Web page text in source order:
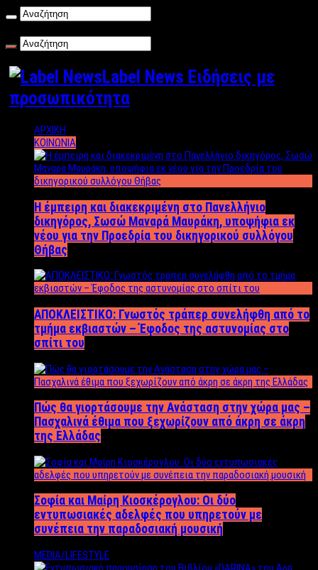
Label News Ειδήσεις με
προσωπικότητα
ΑΡΧΙΚΗ
ΚΟΙΝΩΝΙΑ
Η έμπειρη και διακεκριμένη στο Πανελλήνιο
δικηγόρος, Σωσώ Μαναρά Μαυράκη, υποψήφια εκ
νέου για την Προεδρία του δικηγορικού συλλόγου
Θήβας
ΑΠΟΚΛΕΙΣΤΙΚΟ: Γνωστός τράπερ συνελήφθη από το
τμήμα εκβιαστών – Έφοδος της αστυνομίας στο
σπίτι του
Πώς θα γιορτάσουμε την Ανάσταση στην χώρα μας –
Πασχαλινά έθιμα που ξεχωρίζουν από άκρη σε άκρη
της Ελλάδας
Σοφία και Μαίρη Κιοσκέρογλου: Οι δύο
εντυπωσιακές αδελφές που υπηρετούν με
συνέπεια την παραδοσιακή μουσική
MEDIA/LIFESTYLE